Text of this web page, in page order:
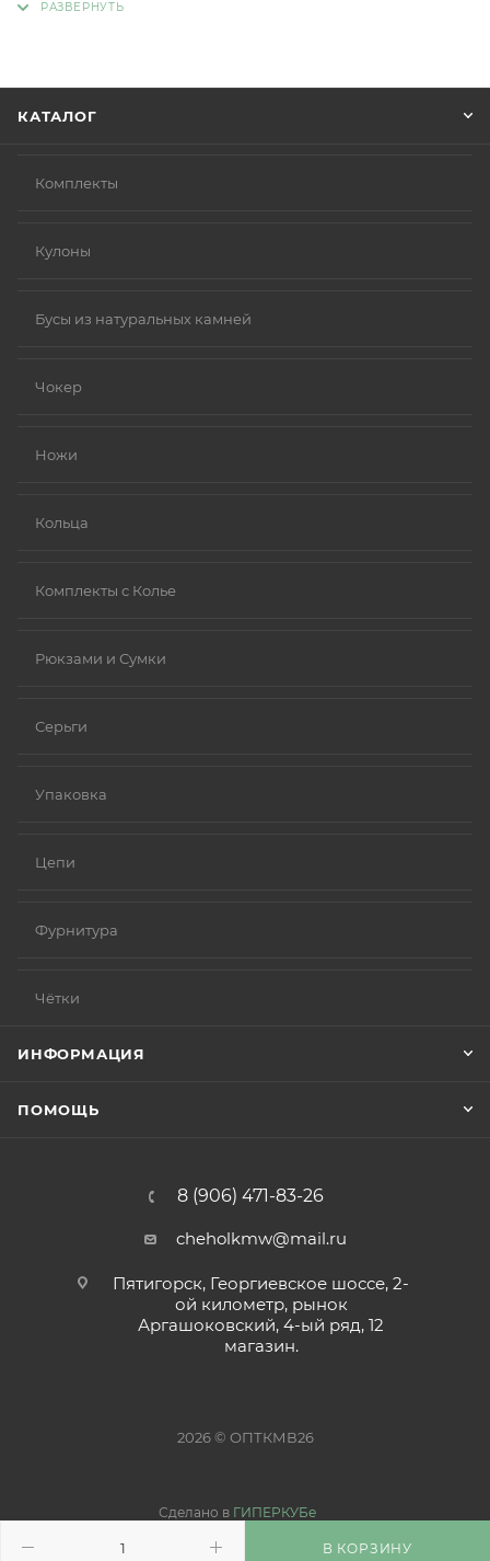
В КОРЗИНУ
КАТАЛОГ
Комплекты
Кулоны
Бусы из натуральных камней
Чокер
Ножи
Кольца
Комплекты с Колье
Рюкзами и Сумки
Серьги
Упаковка
Цепи
Фурнитура
Чётки
ИНФОРМАЦИЯ
ПОМОЩЬ
8 (906) 471-83-26
cheholkmw@mail.ru
Пятигорск, Георгиевское шоссе, 2-
ой километр, рынок
Аргашоковский, 4-ый ряд, 12
магазин.
2026 © ОПТКМВ26
Сделано в ГИПЕРКУБе